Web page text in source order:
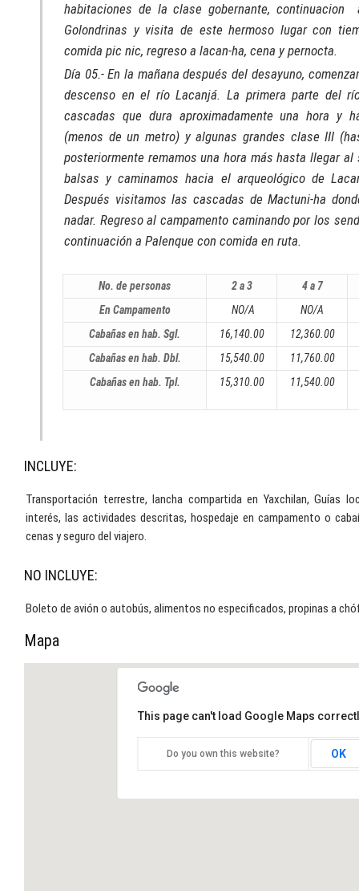
habitaciones de la clase gobernante,
Golondrinas y visita de este hermoso lugar con
comida pic nic, regreso a lacan-ha, cena y pernocta.
Día 05.- En la mañana después del desayuno,
descenso en el río Lacanjá. La primera parte del
cascadas que dura aproximadamente una hora y
(menos de un metro) y algunas grandes clase III
posteriormente remamos una hora más hasta llegar
balsas y caminamos hacia el arqueológico de
Después visitamos las cascadas de Mactuni-ha
nadar. Regreso al campamento caminando por los
continuación a Palenque con comida en ruta.
No. de personas 2 a 3
4 a 7
En Campamento
NO/A
NO/A
Cabañas en hab. Sgl.
16,140.00
12,360.00
Cabañas en hab. Dbl.
15,540.00
11,760.00
Cabañas en hab. Tpl.
15,310.00 11,540.00
INCLUYE:
Transportación terrestre, lancha compartida en Yaxchilan, Guías
interés, las actividades descritas, hospedaje en campamento o
cenas y seguro del viajero.
NO INCLUYE:
Boleto de avión o autobús, alimentos no especificados, propinas a
Mapa
SENDA MAYA. La ruta del agua y
cultura Maya. ¡Tour de aventura!
This page can't load Google Maps
Do you own this website? OK